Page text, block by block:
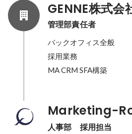
GENNE株式会
管理部責任者
バックオフィス全般
採用業務
MA CRM SFA構築
Marketing-
人事部　採用担当